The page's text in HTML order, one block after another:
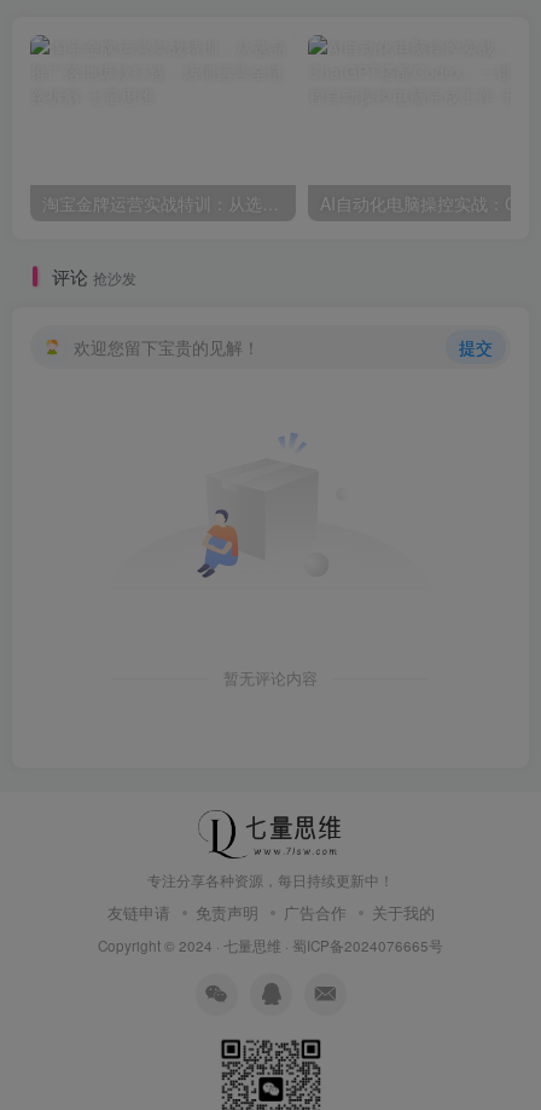
评论 抢沙发
欢迎您留下宝贵的见解！ 提交
暂无评论内容
专注分享各种资源，每日持续更新中！
友链申请 免责声明 广告合作 关于我的
Copyright © 2024 · 七量思维 · 蜀ICP备2024076665号